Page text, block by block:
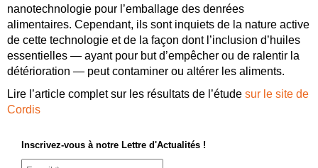
nanotechnologie pour l’emballage des denrées
alimentaires. Cependant, ils sont inquiets de la nature active
de cette technologie et de la façon dont l’inclusion d’huiles
essentielles — ayant pour but d’empêcher ou de ralentir la
détérioration — peut contaminer ou altérer les aliments.
Lire l’article complet sur les résultats de l’étude sur le site de
Cordis
Inscrivez-vous à notre Lettre d'Actualités !